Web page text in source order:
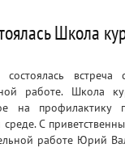
Школа
работе. Школа
на
С
работе Юрий